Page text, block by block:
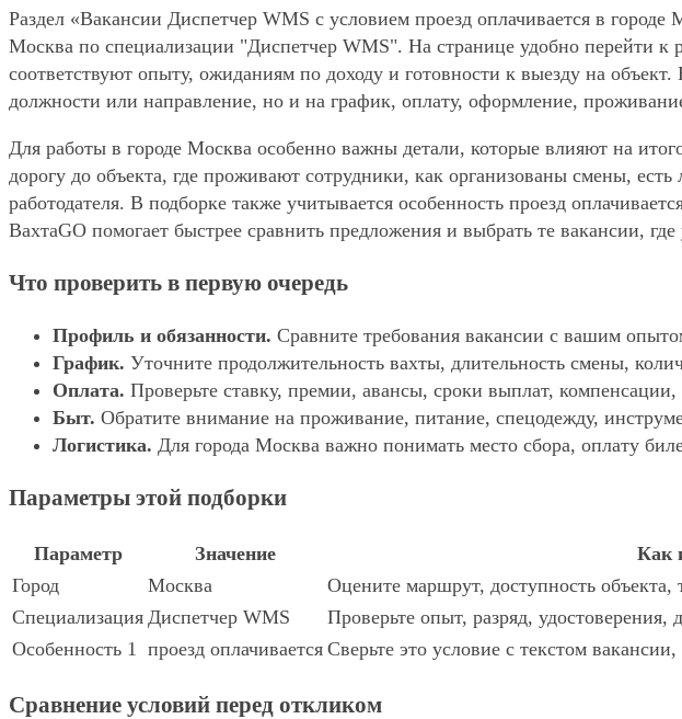
Раздел «Вакансии Диспетчер WMS с условием проезд оплачивается в
Москва по специализации "Диспетчер WMS". На странице удобно перейти к
соответствуют опыту, ожиданиям по доходу и готовности к выезду на
должности или направление, но и на график, оплату, оформление,
Для работы в городе Москва особенно важны детали, которые влияют на
дорогу до объекта, где проживают сотрудники, как организованы смены,
работодателя. В подборке также учитывается особенность проезд
ВахтаGO помогает быстрее сравнить предложения и выбрать те вакансии,
Что проверить в первую очередь
Профиль и обязанности. Сравните требования вакансии с вашим
График. Уточните продолжительность вахты, длительность смены,
Оплата. Проверьте ставку, премии, авансы, сроки выплат,
Быт. Обратите внимание на проживание, питание, спецодежду,
Логистика. Для города Москва важно понимать место сбора, оплату
Параметры этой подборки
Параметр Значение
Как
Город
Москва
Оцените маршрут, доступность объекта,
Специализация Диспетчер WMS
Проверьте опыт, разряд,
Особенность 1 проезд оплачивается Сверьте это условие с текстом
Сравнение условий перед откликом